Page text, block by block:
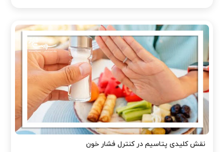
نقش کلیدی پتاسیم در کنترل فشار خون